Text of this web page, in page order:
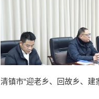
清镇市“迎老乡、回故乡、建